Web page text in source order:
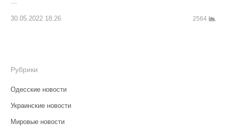
30.05.2022 18:26 2564
Рубрики
Одесские новости
Украинские новости
Мировые новости